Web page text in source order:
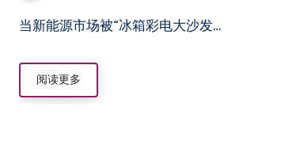
当新能源市场被“冰箱彩电大沙发…
阅读更多